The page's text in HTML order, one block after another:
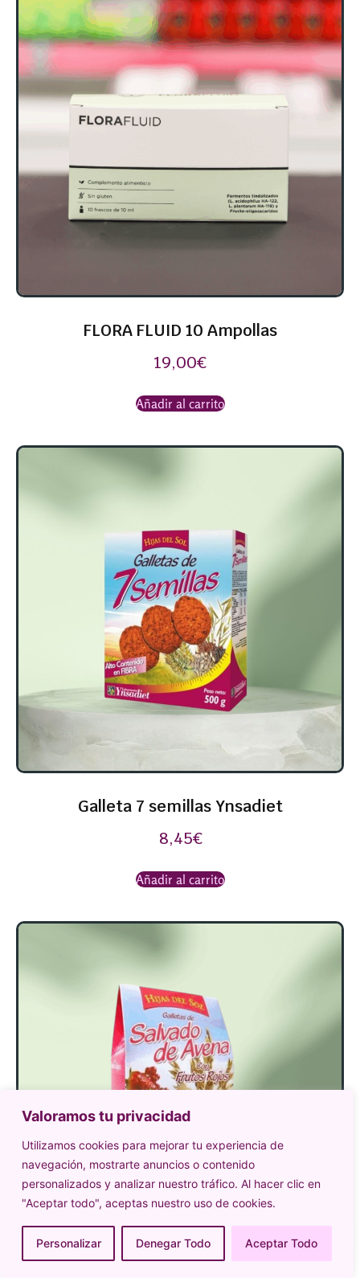
Valoramos tu privacidad
Utilizamos cookies para mejorar tu experiencia de
navegación, mostrarte anuncios o contenido
personalizados y analizar nuestro tráfico. Al hacer clic en
"Aceptar todo", aceptas nuestro uso de cookies.
Personalizar Denegar Todo Aceptar Todo
FLORA FLUID 10 Ampollas
19,00€
Añadir al carrito
Galleta 7 semillas Ynsadiet
8,45€
Añadir al carrito